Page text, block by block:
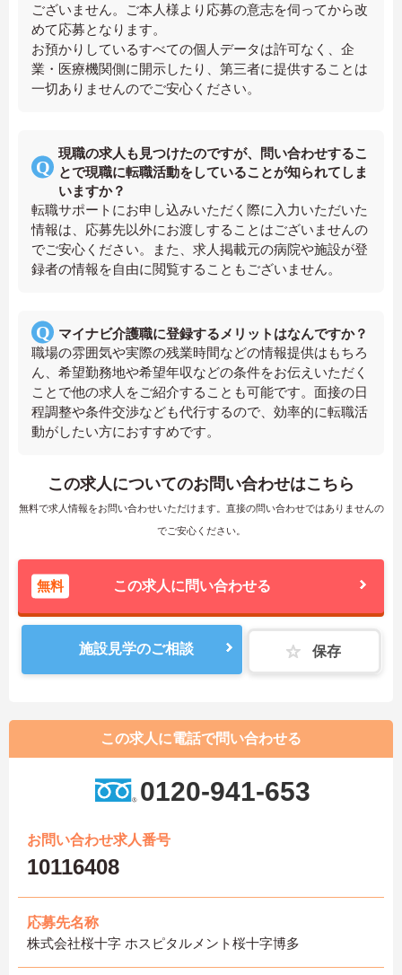
ございません。ご本人様より応募の意志を伺ってから改
めて応募となります。
お預かりしているすべての個人データは許可なく、企
業・医療機関側に開示したり、第三者に提供することは
一切ありませんのでご安心ください。
現職の求人も見つけたのですが、問い合わせするこ
とで現職に転職活動をしていることが知られてしま
いますか？
転職サポートにお申し込みいただく際に入力いただいた
情報は、応募先以外にお渡しすることはございませんの
でご安心ください。また、求人掲載元の病院や施設が登
録者の情報を自由に閲覧することもございません。
マイナビ介護職に登録するメリットはなんですか？
職場の雰囲気や実際の残業時間などの情報提供はもちろ
ん、希望勤務地や希望年収などの条件をお伝えいただく
ことで他の求人をご紹介することも可能です。面接の日
程調整や条件交渉なども代行するので、効率的に転職活
動がしたい方におすすめです。
この求人についてのお問い合わせはこちら
無料で求人情報をお問い合わせいただけます。直接の問い合わせではありませんの
でご安心ください。
無料 この求人に問い合わせる
施設見学のご相談 保存
この求人に電話で問い合わせる
0120-941-653
お問い合わせ求人番号
10116408
応募先名称
株式会社桜十字 ホスピタルメント桜十字博多